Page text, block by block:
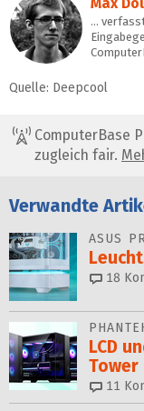
…
Quelle: Deepcool
ComputerBase
zugleich fair.
Verwandte
ASUS
18
LCD
11